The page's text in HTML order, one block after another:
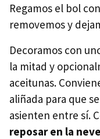
Regamos el bol
removemos y
Decoramos con
la mitad y
aceitunas.
aliñada para que
asienten entre sí.
reposar en la